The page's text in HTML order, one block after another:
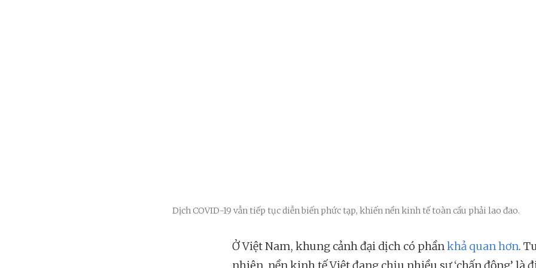
Dịch COVID-19 vẫn tiếp tục diễn biến phức tạp, khiến nền kinh tế toàn cầu phải lao đao.
Ở Việt Nam, khung cảnh đại dịch có phầnkhả quan hơn.
nhiên, nền kinh tế Việt đang chịu nhiều sự ‘chấn động’ là